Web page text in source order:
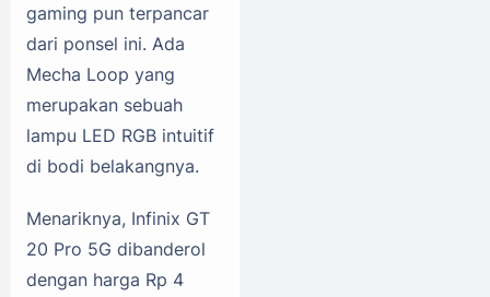
gaming pun terpancar
dari ponsel ini. Ada
Mecha Loop yang
merupakan sebuah
lampu LED RGB intuitif
di bodi belakangnya.
Menariknya, Infinix GT
20 Pro 5G dibanderol
dengan harga Rp 4